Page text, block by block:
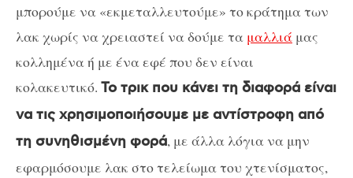
μπορούμε να «εκμεταλλευτούμε» το κράτημα των
λακ χωρίς να χρειαστεί να δούμε τα μαλλιά μας
κολλημένα ή με ένα εφέ που δεν είναι
κολακευτικό. Το τρικ που κάνει τη διαφορά είναι
να τις χρησιμοποιήσουμε με αντίστροφη από
τη συνηθισμένη φορά, με άλλα λόγια να μην
εφαρμόσουμε λακ στο τελείωμα του χτενίσματος,